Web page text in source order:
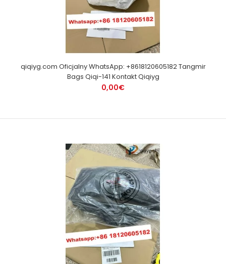
qiqiyg.com Oficjalny WhatsApp: +8618120605182 Tangmir
Bags Qiqi-141 Kontakt Qiqiyg
0,00€